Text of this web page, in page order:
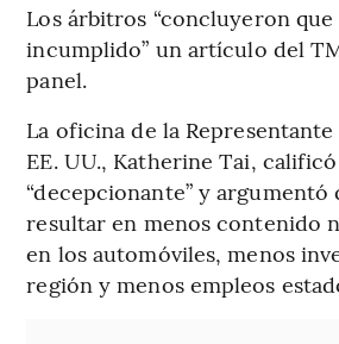
Los árbitros “concluyeron que
incumplido” un artículo del
panel.
La oficina de la
EE. UU., Katherine Tai,
“decepcionante” y argumentó
resultar en menos contenido
en los automóviles, menos
región y menos empleos